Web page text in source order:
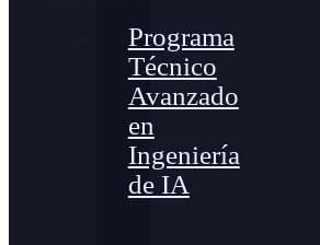
Programa
Técnico
Avanzado
en
Ingeniería
de IA